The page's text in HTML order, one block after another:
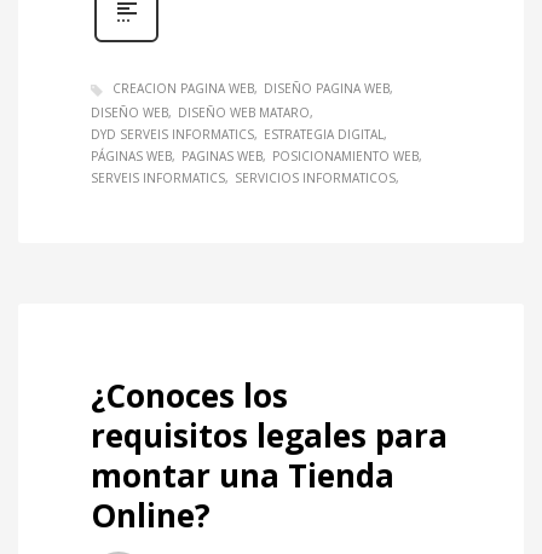
CREACION PAGINA WEB
DISEÑO PAGINA WEB
DISEÑO WEB
DISEÑO WEB MATARO
DYD SERVEIS INFORMATICS
ESTRATEGIA DIGITAL
PÁGINAS WEB
PAGINAS WEB
POSICIONAMIENTO WEB
SERVEIS INFORMATICS
SERVICIOS INFORMATICOS
¿Conoces los
requisitos legales para
montar una Tienda
Online?